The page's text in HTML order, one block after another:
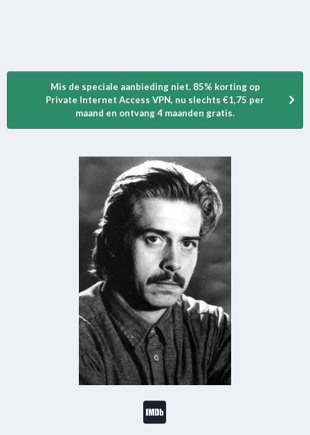
Mis de speciale aanbieding niet. 85% korting op
Private Internet Access VPN, nu slechts €1,75 per
maand en ontvang 4 maanden gratis.